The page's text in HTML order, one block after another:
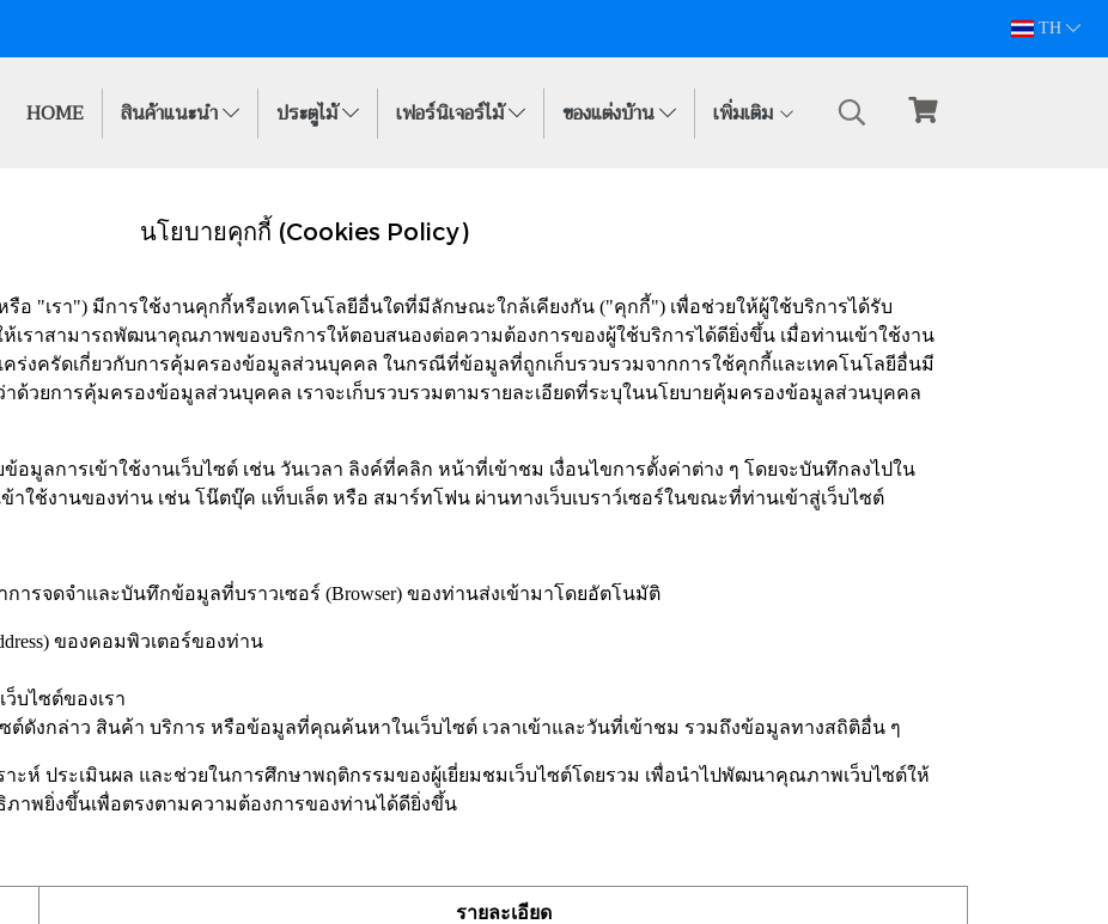
TH
HOME สินค้าแนะนำ ประตูไม้ เฟอร์นิเจอร์ไม้ ของแต่งบ้าน เพิ่มเติม
นโยบายคุกกี้ (Cookies Policy)
" หรือ "เรา") มีการใช้งานคุกกี้หรือเทคโนโลยีอื่นใดที่มีลักษณะใกล้เคียงกัน ("คุกกี้") เพื่อช่วยให้ผู้ใช้บริการได้รับ
เราสามารถพัฒนาคุณภาพของบริการให้ตอบสนองต่อความต้องการของผู้ใช้บริการได้ดียิ่งขึ้น เมื่อท่านเข้าใช้งาน
เคร่งครัดเกี่ยวกับการคุ้มครองข้อมูลส่วนบุคคล ในกรณีที่ข้อมูลที่ถูกเก็บรวบรวมจากการใช้คุกกี้และเทคโนโลยีอื่นมี
วยการคุ้มครองข้อมูลส่วนบุคคล เราจะเก็บรวบรวมตามรายละเอียดที่ระบุในนโยบายคุ้มครองข้อมูลส่วนบุคคล
อมูลการเข้าใช้งานเว็บไซต์ เช่น วันเวลา ลิงค์ที่คลิก หน้าที่เข้าชม เงื่อนไขการตั้งค่าต่าง ๆ โดยจะบันทึกลงไปใน
ใช้งานของท่าน เช่น โน๊ตบุ๊ค แท็บเล็ต หรือ สมาร์ทโฟน ผ่านทางเว็บเบราว์เซอร์ในขณะที่ท่านเข้าสู่เว็บไซต์
การจดจำและบันทึกข้อมูลที่บราวเซอร์ (Browser) ของท่านส่งเข้ามาโดยอัตโนมัติ
ของคอมพิวเตอร์ของท่าน
บไซต์ของเรา
ดังกล่าว สินค้า บริการ หรือข้อมูลที่คุณค้นหาในเว็บไซต์ เวลาเข้าและวันที่เข้าชม รวมถึงข้อมูลทางสถิติอื่น ๆ
าะห์ ประเมินผล และช่วยในการศึกษาพฤติกรรมของผู้เยี่ยมชมเว็บไซต์โดยรวม เพื่อนำไปพัฒนาคุณภาพเว็บไซต์ให้
ภาพยิ่งขึ้นเพื่อตรงตามความต้องการของท่านได้ดียิ่งขึ้น
รายละเอียด